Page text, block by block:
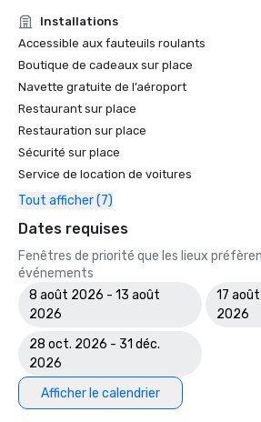
Installations
Accessible aux fauteuils roulants
Boutique de cadeaux sur place
Navette gratuite de l’aéroport
Restaurant sur place
Restauration sur place
Sécurité sur place
Service de location de voitures
Tout afficher (7)
Dates requises
Fenêtres de priorité que les lieux
événements
8 août 2026 - 13 août
2026
17
2026
28 oct. 2026 - 31 déc.
2026
Afficher le calendrier